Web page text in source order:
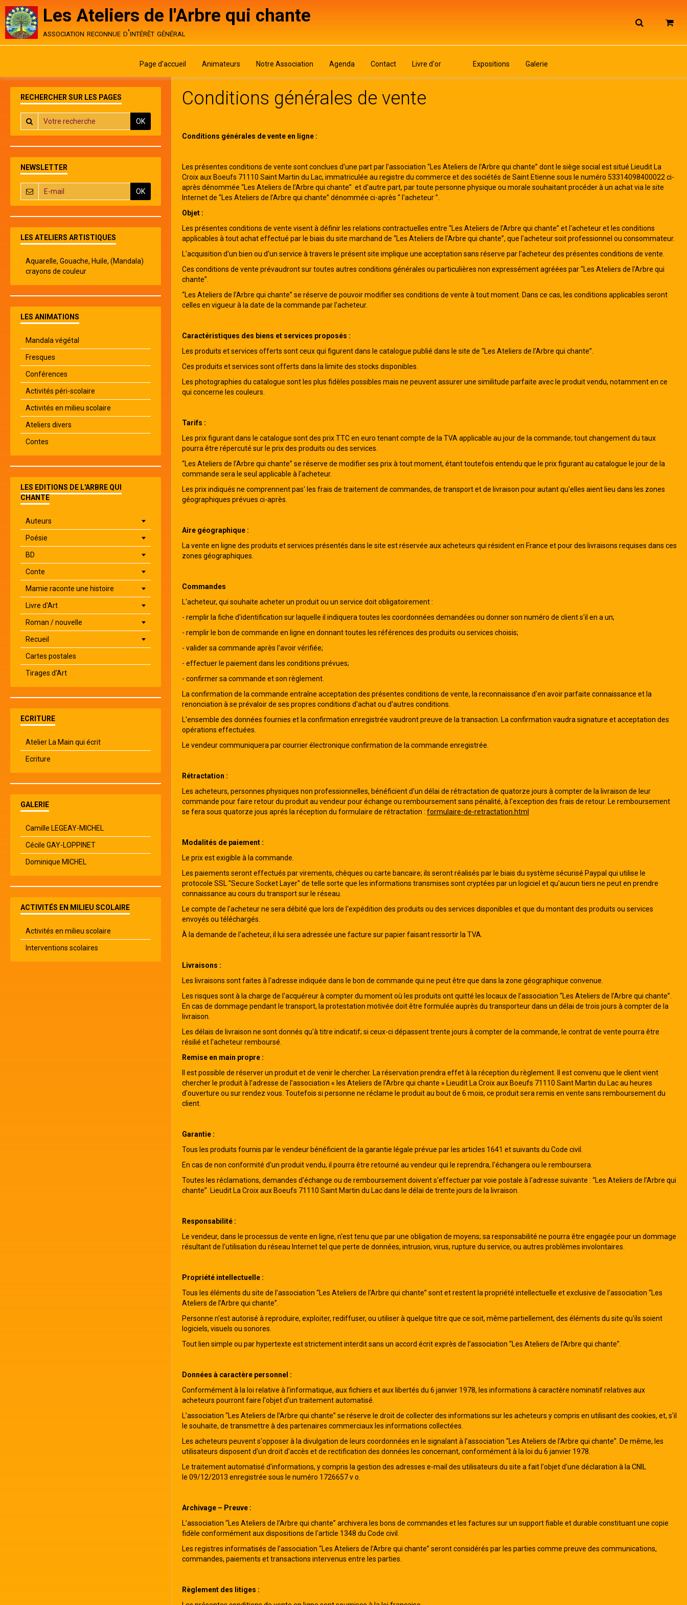
Les Ateliers de l'Arbre qui chante
association reconnue d'intérêt général
Page d'accueil Animateurs Notre Association Agenda Contact Livre d'or Expositions Galerie
Conditions générales de vente
Conditions générales de vente en ligne :
Les présentes conditions de vente sont conclues d'une part par l’association “Les Ateliers de l’Arbre qui chante” dont le siège social est situé Lieudit La
Croix aux Boeufs 71110 Saint Martin du Lac, immatriculée au registre du commerce et des sociétés de Saint Etienne sous le numéro 53314098400022 ci-
après dénommée “Les Ateliers de l’Arbre qui chante” et d'autre part, par toute personne physique ou morale souhaitant procéder à un achat via le site
Internet de “Les Ateliers de l’Arbre qui chante” dénommée ci-après “ l'acheteur ”.
Objet :
Les présentes conditions de vente visent à définir les relations contractuelles entre “Les Ateliers de l’Arbre qui chante” et l'acheteur et les conditions
applicables à tout achat effectué par le biais du site marchand de “Les Ateliers de l’Arbre qui chante”, que l'acheteur soit professionnel ou consommateur.
L'acquisition d'un bien ou d'un service à travers le présent site implique une acceptation sans réserve par l'acheteur des présentes conditions de vente.
Ces conditions de vente prévaudront sur toutes autres conditions générales ou particulières non expressément agréées par “Les Ateliers de l’Arbre qui
chante”.
“Les Ateliers de l’Arbre qui chante” se réserve de pouvoir modifier ses conditions de vente à tout moment. Dans ce cas, les conditions applicables seront
celles en vigueur à la date de la commande par l'acheteur.
Caractéristiques des biens et services proposés :
Les produits et services offerts sont ceux qui figurent dans le catalogue publié dans le site de “Les Ateliers de l’Arbre qui chante”.
Ces produits et services sont offerts dans la limite des stocks disponibles.
Les photographies du catalogue sont les plus fidèles possibles mais ne peuvent assurer une similitude parfaite avec le produit vendu, notamment en ce
qui concerne les couleurs.
Tarifs :
Les prix figurant dans le catalogue sont des prix TTC en euro tenant compte de la TVA applicable au jour de la commande; tout changement du taux
pourra être répercuté sur le prix des produits ou des services.
“Les Ateliers de l’Arbre qui chante” se réserve de modifier ses prix à tout moment, étant toutefois entendu que le prix figurant au catalogue le jour de la
commande sera le seul applicable à l'acheteur.
Les prix indiqués ne comprennent pas' les frais de traitement de commandes, de transport et de livraison pour autant qu'elles aient lieu dans les zones
géographiques prévues ci-après.
Aire géographique :
La vente en ligne des produits et services présentés dans le site est réservée aux acheteurs qui résident en France et pour des livraisons requises dans ces
zones géographiques.
Commandes
L'acheteur, qui souhaite acheter un produit ou un service doit obligatoirement :
- remplir la fiche d'identification sur laquelle il indiquera toutes les coordonnées demandées ou donner son numéro de client s'il en a un;
- remplir le bon de commande en ligne en donnant toutes les références des produits ou services choisis;
- valider sa commande après l'avoir vérifiée;
- effectuer le paiement dans les conditions prévues;
- confirmer sa commande et son règlement.
La confirmation de la commande entraîne acceptation des présentes conditions de vente, la reconnaissance d'en avoir parfaite connaissance et la
renonciation à se prévaloir de ses propres conditions d'achat ou d'autres conditions.
L'ensemble des données fournies et la confirmation enregistrée vaudront preuve de la transaction. La confirmation vaudra signature et acceptation des
opérations effectuées.
Le vendeur communiquera par courrier électronique confirmation de la commande enregistrée.
Rétractation :
Les acheteurs, personnes physiques non professionnelles, bénéficient d'un délai de rétractation de quatorze jours à compter de la livraison de leur
commande pour faire retour du produit au vendeur pour échange ou remboursement sans pénalité, à l'exception des frais de retour. Le remboursement
se fera sous quatorze jous aprés la réception du formulaire de rétractation : formulaire-de-retractation.html
Modalités de paiement :
Le prix est exigible à la commande.
Les paiements seront effectués par virements, chèques ou carte bancaire; ils seront réalisés par le biais du système sécurisé Paypal qui utilise le
protocole SSL ''Secure Socket Layer'' de telle sorte que les informations transmises sont cryptées par un logiciel et qu'aucun tiers ne peut en prendre
connaissance au cours du transport sur le réseau.
Le compte de l'acheteur ne sera débité que lors de l'expédition des produits ou des services disponibles et que du montant des produits ou services
envoyés ou téléchargés.
À la demande de l'acheteur, il lui sera adressée une facture sur papier faisant ressortir la TVA.
Livraisons :
Les livraisons sont faites à l'adresse indiquée dans le bon de commande qui ne peut être que dans la zone géographique convenue.
Les risques sont à la charge de l'acquéreur à compter du moment où les produits ont quitté les locaux de l’association “Les Ateliers de l’Arbre qui chante”.
En cas de dommage pendant le transport, la protestation motivée doit être formulée auprès du transporteur dans un délai de trois jours à compter de la
livraison.
Les délais de livraison ne sont donnés qu'à titre indicatif; si ceux-ci dépassent trente jours à compter de la commande, le contrat de vente pourra être
résilié et l'acheteur remboursé.
Remise en main propre :
Il est possible de réserver un produit et de venir le chercher. La réservation prendra effet à la réception du règlement. Il est convenu que le client vient
chercher le produit à l’adresse de l’association « les Ateliers de l’Arbre qui chante » Lieudit La Croix aux Boeufs 71110 Saint Martin du Lac au heures
d'ouverture ou sur rendez vous. Toutefois si personne ne réclame le produit au bout de 6 mois, ce produit sera remis en vente sans remboursement du
client.
Garantie :
Tous les produits fournis par le vendeur bénéficient de la garantie légale prévue par les articles 1641 et suivants du Code civil.
En cas de non conformité d'un produit vendu, il pourra être retourné au vendeur qui le reprendra, l'échangera ou le remboursera.
Toutes les réclamations, demandes d'échange ou de remboursement doivent s'effectuer par voie postale à l'adresse suivante : “Les Ateliers de l’Arbre qui
chante” Lieudit La Croix aux Boeufs 71110 Saint Martin du Lac dans le délai de trente jours de la livraison.
Responsabilité :
Le vendeur, dans le processus de vente en ligne, n'est tenu que par une obligation de moyens; sa responsabilité ne pourra être engagée pour un dommage
résultant de l'utilisation du réseau Internet tel que perte de données, intrusion, virus, rupture du service, ou autres problèmes involontaires.
Propriété intellectuelle :
Tous les éléments du site de l’association “Les Ateliers de l’Arbre qui chante” sont et restent la propriété intellectuelle et exclusive de l’association “Les
Ateliers de l’Arbre qui chante”.
Personne n'est autorisé à reproduire, exploiter, rediffuser, ou utiliser à quelque titre que ce soit, même partiellement, des éléments du site qu'ils soient
logiciels, visuels ou sonores.
Tout lien simple ou par hypertexte est strictement interdit sans un accord écrit exprès de l’association “Les Ateliers de l’Arbre qui chante”.
Données à caractère personnel :
Conformément à la loi relative à l'informatique, aux fichiers et aux libertés du 6 janvier 1978, les informations à caractère nominatif relatives aux
acheteurs pourront faire l'objet d'un traitement automatisé.
L’association “Les Ateliers de l’Arbre qui chante” se réserve le droit de collecter des informations sur les acheteurs y compris en utilisant des cookies, et, s'il
le souhaite, de transmettre à des partenaires commerciaux les informations collectées.
Les acheteurs peuvent s'opposer à la divulgation de leurs coordonnées en le signalant à l’association “Les Ateliers de l’Arbre qui chante”. De même, les
utilisateurs disposent d'un droit d'accès et de rectification des données les concernant, conformément à la loi du 6 janvier 1978.
Le traitement automatisé d'informations, y compris la gestion des adresses e-mail des utilisateurs du site a fait l'objet d'une déclaration à la CNIL
le 09/12/2013 enregistrée sous le numéro 1726657 v o.
Archivage – Preuve :
L’association “Les Ateliers de l’Arbre qui chante” archivera les bons de commandes et les factures sur un support fiable et durable constituant une copie
fidèle conformément aux dispositions de l'article 1348 du Code civil.
Les registres informatisés de l’association “Les Ateliers de l’Arbre qui chante” seront considérés par les parties comme preuve des communications,
commandes, paiements et transactions intervenus entre les parties.
Règlement des litiges :
RECHERCHER SUR LES PAGES
OK
NEWSLETTER
OK
LES ATELIERS ARTISTIQUES
Aquarelle, Gouache, Huile, (Mandala)
crayons de couleur
LES ANIMATIONS
Mandala végétal
Fresques
Conférences
Activités péri-scolaire
Activités en milieu scolaire
Ateliers divers
Contes
LES EDITIONS DE L'ARBRE QUI
CHANTE
Auteurs
Poésie
BD
Conte
Mamie raconte une histoire
Livre d'Art
Roman / nouvelle
Recueil
Cartes postales
Tirages d'Art
ECRITURE
Atelier La Main qui écrit
Ecriture
GALERIE
Camille LEGEAY-MICHEL
Cécile GAY-LOPPINET
Dominique MICHEL
ACTIVITÉS EN MILIEU SCOLAIRE
Activités en milieu scolaire
Interventions scolaires